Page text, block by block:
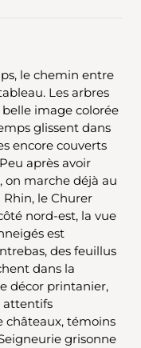
le chemin entre
Les arbres
image colorée
glissent dans
encore couverts
on marche déjà au
le Churer
nord-est, la vue
est
des feuillus
dans la
attentifs
châteaux, témoins
grisonne